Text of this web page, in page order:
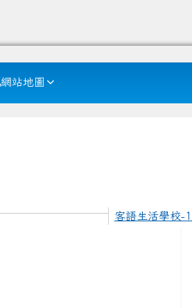
網站地圖
客語生活學校-